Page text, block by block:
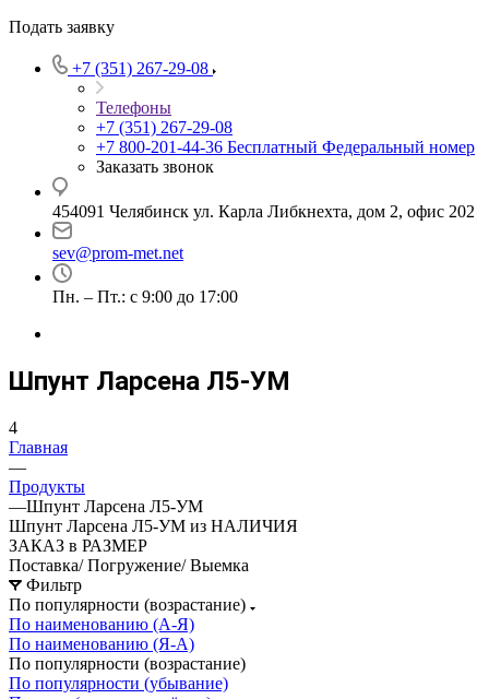
Подать заявку
+7 (351) 267-29-08
Телефоны
+7 (351) 267-29-08
+7 800-201-44-36 Бесплатный Федеральный номер
Заказать звонок
454091 Челябинск ул. Карла Либкнехта, дом 2, офис 202
sev@prom-met.net
Пн. – Пт.: с 9:00 до 17:00
Шпунт Ларсена Л5-УМ
4
Главная
—
Продукты
—Шпунт Ларсена Л5-УМ
Шпунт Ларсена Л5-УМ из НАЛИЧИЯ
ЗАКАЗ в РАЗМЕР
Поставка/ Погружение/ Выемка
Фильтр
По популярности (возрастание)
По наименованию (А-Я)
По наименованию (Я-А)
По популярности (возрастание)
По популярности (убывание)